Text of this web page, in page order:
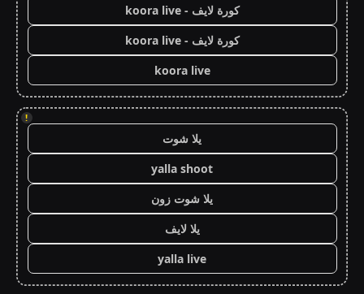
كورة لايف - koora live
كورة لايف - koora live
koora live
!
يلا شوت
yalla shoot
يلا شوت زون
يلا لايف
yalla live